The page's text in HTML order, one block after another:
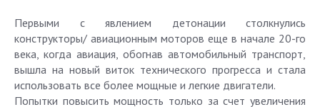
Первыми с явлением детонации столкнулись
конструкторы/ авиационным моторов еще в начале 20-го
века, когда авиация, обогнав автомобильный транспорт,
вышла на новый виток технического прогресса и стала
использовать все более мощные и легкие двигатели.
Попытки повысить мощность только за счет увеличения